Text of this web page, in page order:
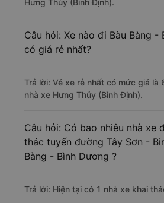
Hưng Thủy (Bình Định).
Câu hỏi: Xe nào đi Bàu Bàng -
có giá rẻ nhất?
Trả lời: Vé xe rẻ nhất có mức giá là
nhà xe Hưng Thủy (Bình Định).
Câu hỏi: Có bao nhiêu nhà xe
thác tuyến đường Tây Sơn -
Bàng - Bình Dương ?
Trả lời: Hiện tại có 1 nhà xe khai